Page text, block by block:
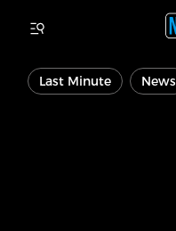
Last Minute News